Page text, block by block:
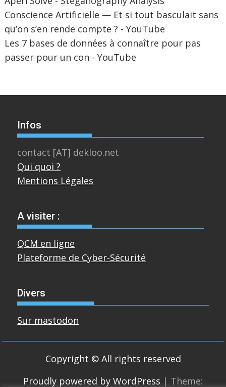
Conscience Artificielle — Et si tout basculait sans
qu’on s’en rende compte ? - YouTube
Les 7 bases de données à connaître pour pas
passer pour un con - YouTube
Infos
contact [AT] dekloo.net
Qui quoi ?
Mentions Légales
A visiter :
QCM en ligne
Plateforme de Cyber-Sécurité
Divers
Sur mastodon
Copyright © All rights reserved
Proudly powered by WordPress | Theme: